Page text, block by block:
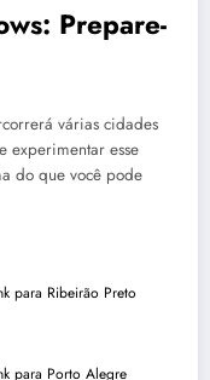
Prepare-
várias cidades
experimentar esse
do que você pode
para Ribeirão Preto
para Porto Alegre